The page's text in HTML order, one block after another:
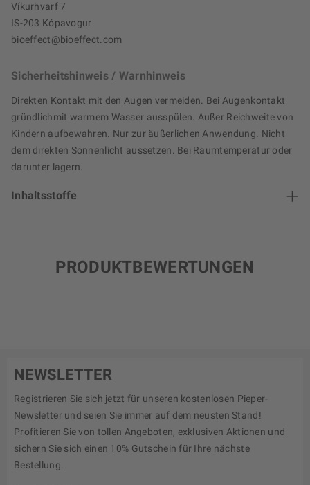
Víkurhvarf 7
IS-203 Kópavogur
bioeffect@bioeffect.com
Sicherheitshinweis / Warnhinweis
Direkten Kontakt mit den Augen vermeiden. Bei Augenkontakt
gründlichmit warmem Wasser ausspülen. Außer Reichweite von
Kindern aufbewahren. Nur zur äußerlichen Anwendung. Nicht
dem direkten Sonnenlicht aussetzen. Bei Raumtemperatur oder
darunter lagern.
Inhaltsstoffe
PRODUKTBEWERTUNGEN
NEWSLETTER
Registrieren Sie sich jetzt für unseren kostenlosen Pieper-
Newsletter und seien Sie immer auf dem neusten Stand!
Profitieren Sie von tollen Angeboten, exklusiven Aktionen und
sichern Sie sich einen 10% Gutschein für Ihre nächste
Bestellung.